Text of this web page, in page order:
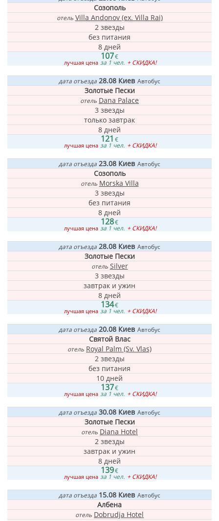
Созополь
отель Villa Andonov (ex. Villa Rai)
2 звезды
без питания
8 дней
107€
лучшая цена за 1 чел. + СКИДКА!
дата отъезда 28.08 Киев Автобус
Золотые Пески
отель Dana Palace
3 звезды
только завтрак
8 дней
121 €
лучшая цена за 1 чел. + СКИДКА!
дата отъезда 23.08 Киев Автобус
Созополь
отель Morska Villa
3 звезды
без питания
8 дней
128€
лучшая цена за 1 чел. + СКИДКА!
дата отъезда 28.08 Киев Автобус
Золотые Пески
отель Silver
3 звезды
завтрак и ужин
8 дней
134€
лучшая цена за 1 чел. + СКИДКА!
дата отъезда 20.08 Киев Автобус
Святой Влас
отель Royal Palm (Sv. Vlas)
2 звезды
без питания
10 дней
137€
лучшая цена за 1 чел. + СКИДКА!
дата отъезда 30.08 Киев Автобус
Золотые Пески
отель Diana Hotel
2 звезды
завтрак и ужин
8 дней
139€
лучшая цена за 1 чел. + СКИДКА!
дата отъезда 15.08 Киев Автобус
Албена
отель Dobrudja Hotel